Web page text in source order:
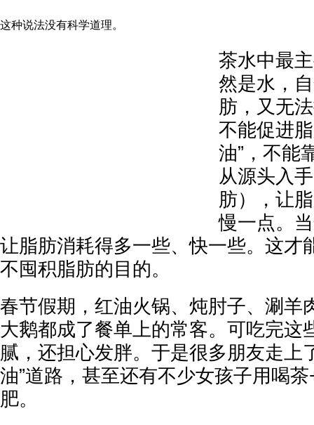
这种说法没有科学道理。
茶水中最
然是水，
肪，又无
不能促进
油”，不能
从源头入
肪），让
慢一点。
让脂肪消耗得多一些、快一些。这才
不囤积脂肪的目的。
春节假期，红油火锅、炖肘子、涮羊
大鹅都成了餐单上的常客。可吃完这
腻，还担心发胖。于是很多朋友走上
油”道路，甚至还有不少女孩子用喝
肥。